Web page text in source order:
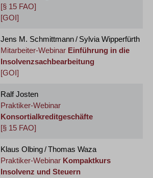
[§ 15 FAO]
[GOI]
Jens M. Schmittmann / Sylvia Wipperfürth
Mitarbeiter-Webinar Einführung in die
Insolvenzsachbearbeitung
[GOI]
Ralf Josten
Praktiker-Webinar
Konsortialkreditgeschäfte
[§ 15 FAO]
Klaus Olbing / Thomas Waza
Praktiker-Webinar Kompaktkurs
Insolvenz und Steuern